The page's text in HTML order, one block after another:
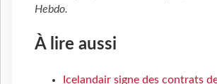
Hebdo.
À lire aussi
Icelandair signe des contrats